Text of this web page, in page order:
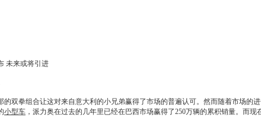
未来或将引进
的双拳组合让这对来自意大利的小兄弟赢得了市场的普遍认可。然而随着市场的
小型车 ， 派力奥在过去的几年里已经在巴西市场赢得了250万辆的累积销量。而现